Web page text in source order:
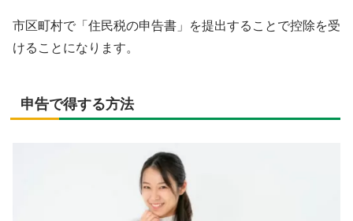
市区町村で「住民税の申告書」を提出することで控除を受
けることになります。
申告で得する方法